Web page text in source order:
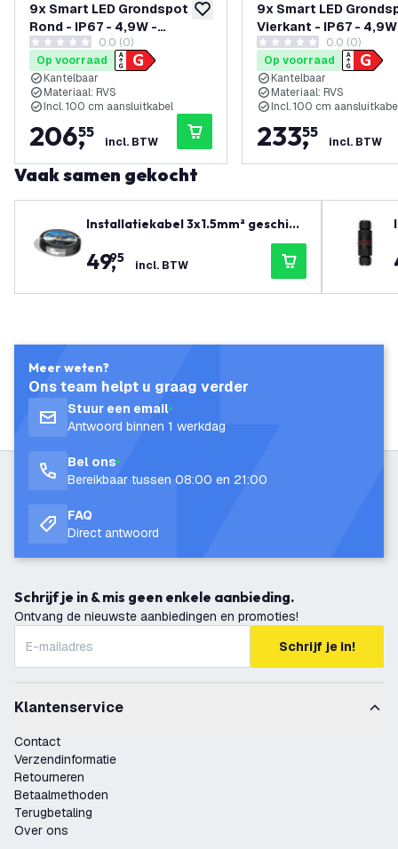
toevoegen aan verlanglijst
9x Smart LED Grondspot
Rond - IP67 - 4,9W -
RGB+CCT - 1M Kabel - RVS -
Kantelbaar
0 score sterren0.0 (0)
Op voorraad
Kantelbaar
Materiaal: RVS
Incl. 100 cm aansluitkabel
206,
55
incl. BTW
9x Smart LED
Vierkant - IP67 -
RGB+CCT - 1M Kabel
- Kantelbaar
0 score sterren0.0 (0)
Op voorraad
Kantelbaar
Materiaal: RVS
Incl. 100 cm
233,
55
incl. BTW
Vaak samen gekocht
Installatiekabel 3x1.5mm² geschikt
voor binnen en buitengebruik of al
s grondkabel - 25 meter
49,
95 incl. BTW
Meer weten?
Ons team helpt u graag verder
Stuur een email
Antwoord binnen 1 werkdag
Bel ons
Bereikbaar tussen 08:00 en 21:00
FAQ
Direct antwoord
Schrijf je in & mis geen enkele aanbieding.
Ontvang de nieuwste aanbiedingen en promoties!
Schrijf je in!
Klantenservice
Contact
Verzendinformatie
Retourneren
Betaalmethoden
Terugbetaling
Over ons